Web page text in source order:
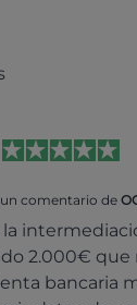
comentario de
la
2.000€ que
bancaria